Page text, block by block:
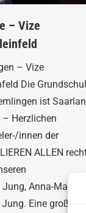
– Vize
– Vize
Die
ist
Herzlichen
innen der
ALLEN
Anna-Maria
Eine